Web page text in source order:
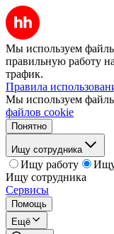
Мы используем
правильную работу
трафик.
Правила
Мы используем
файлов cookie
Понятно
Ищу сотрудника
Ищу работу
Ищу
Ищу сотрудника
Сервисы
Помощь
Ещё